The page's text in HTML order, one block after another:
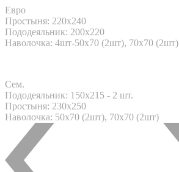
Евро
Простыня: 220x240
Пододеяльник: 200x220
Наволочка: 4шт-50х70 (2шт), 70х70 (2шт)
Сем.
Пододеяльник: 150x215 - 2 шт.
Простыня: 230x250
Наволочка: 50х70 (2шт), 70х70 (2шт)